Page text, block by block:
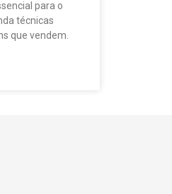
para o
técnicas
que vendem.